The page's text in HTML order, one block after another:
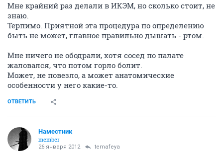
Мне крайний раз делали в ИКЭМ, но сколько стоит, не
знаю.
Терпимо. Приятной эта процедура по определению
быть не может, главное правильно дышать - ртом.
Мне ничего не ободрали, хотя сосед по палате
жаловался, что потом горло болит.
Может, не повезло, а может анатомические
особенности у него какие-то.
ОТВЕТИТЬ
Наместник
member
26 января 2012 temafeya